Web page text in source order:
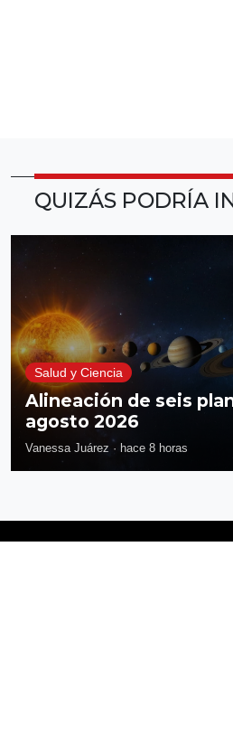
QUIZÁS PODRÍA
Salud y Ciencia
Alineación de seis
agosto 2026
Vanessa Juárez · hace 8 horas